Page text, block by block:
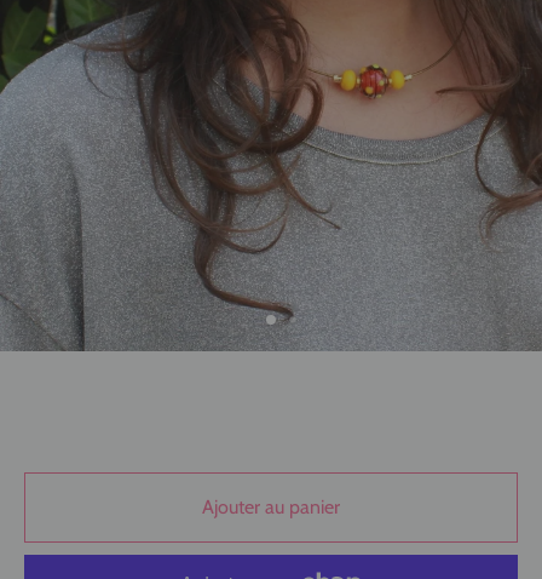
Ajouter au panier